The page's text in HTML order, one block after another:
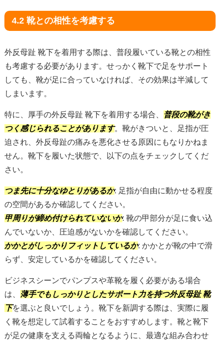
4.2 靴との相性を考慮する
外反母趾 靴下を着用する際は、普段履いている靴との相性
も考慮する必要があります。せっかく靴下で足をサポート
しても、靴が足に合っていなければ、その効果は半減して
しまいます。
特に、厚手の外反母趾 靴下を着用する場合、 普段の靴がき
つく感じられることがあります。靴がきついと、足指が圧
迫され、外反母趾の痛みを悪化させる原因にもなりかねま
せん。靴下を履いた状態で、以下の点をチェックしてくだ
さい。
つま先に十分なゆとりがあるか: 足指が自由に動かせる程度
の空間があるか確認してください。
甲周りが締め付けられていないか: 靴の甲部分が足に食い込
んでいないか、圧迫感がないかを確認してください。
かかとがしっかりフィットしているか: かかとが靴の中で滑
らず、安定しているかを確認してください。
ビジネスシーンでパンプスや革靴を履く必要がある場合
は、
薄手でもしっかりとしたサポート力を持つ外反母趾 靴
下を選ぶと良いでしょう。靴下を新調する際は、実際に履
く靴を想定して試着することをおすすめします。靴と靴下
が足の健康を支える両輪となるように、最適な組み合わせ